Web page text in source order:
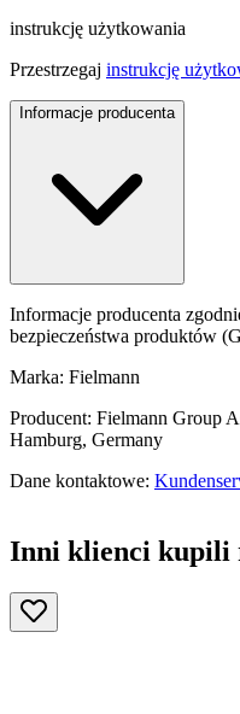
instrukcję użytkowania
Przestrzegaj instrukcję
Informacje producenta
Informacje producenta
bezpieczeństwa produktów
Marka: Fielmann
Producent: Fielmann Group
Hamburg, Germany
Dane kontaktowe:
Inni klienci kupili